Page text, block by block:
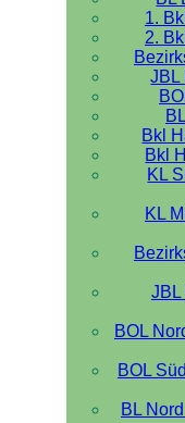
1.
2.
JBL
Bkl
Bkl
KL
KL
JBL
BOL
BOL
BL